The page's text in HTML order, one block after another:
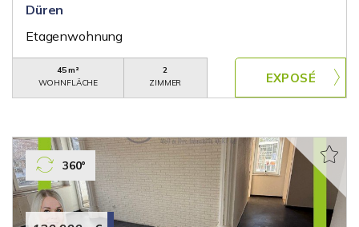
Düren
Etagenwohnung
45 m²
WOHNFLÄCHE
2
ZIMMER
360°